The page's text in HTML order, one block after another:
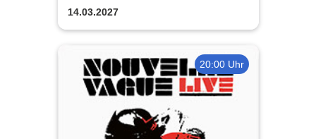
14.03.2027
20:00 Uhr